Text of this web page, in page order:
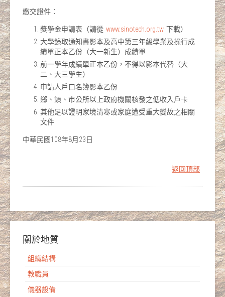
繳交證件：
獎學金申請表（請從 www.sinotech.org.tw 下載）
大學錄取通知書影本及高中第三年級學業及操行成
績單正本乙份（大一新生）成績單
前一學年成績單正本乙份，不得以影本代替（大
二、大三學生）
申請人戶口名簿影本乙份
鄉、鎮、市公所以上政府機關核發之低收入戶卡
其他足以證明家境清寒或家庭遭受重大變故之相關
文件
中華民國108年8月23日
返回頂部
關於地質
組織結構
教職員
儀器設備